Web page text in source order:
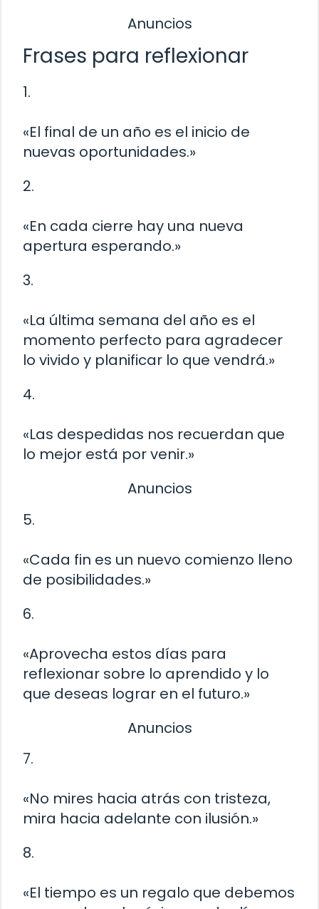
Anuncios
Frases para reflexionar
1.
«El final de un año es el inicio de
nuevas oportunidades.»
2.
«En cada cierre hay una nueva
apertura esperando.»
3.
«La última semana del año es el
momento perfecto para agradecer
lo vivido y planificar lo que vendrá.»
4.
«Las despedidas nos recuerdan que
lo mejor está por venir.»
Anuncios
5.
«Cada fin es un nuevo comienzo lleno
de posibilidades.»
6.
«Aprovecha estos días para
reflexionar sobre lo aprendido y lo
que deseas lograr en el futuro.»
Anuncios
7.
«No mires hacia atrás con tristeza,
mira hacia adelante con ilusión.»
8.
«El tiempo es un regalo que debemos